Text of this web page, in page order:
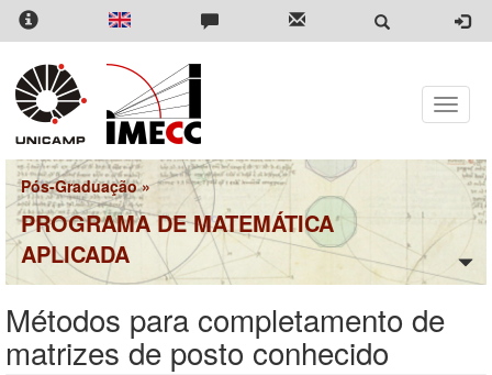
Pular
para
conteúdo
principal
Toggle
Pós-Graduação»
PROGRAMA DE MATEMÁTICA
APLICADA
Métodos para completamento de
matrizes de posto conhecido